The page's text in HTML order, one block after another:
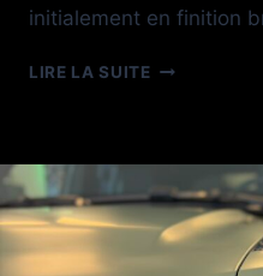
initialement en finition
LIRE LA SUITEAUDI
GSWF